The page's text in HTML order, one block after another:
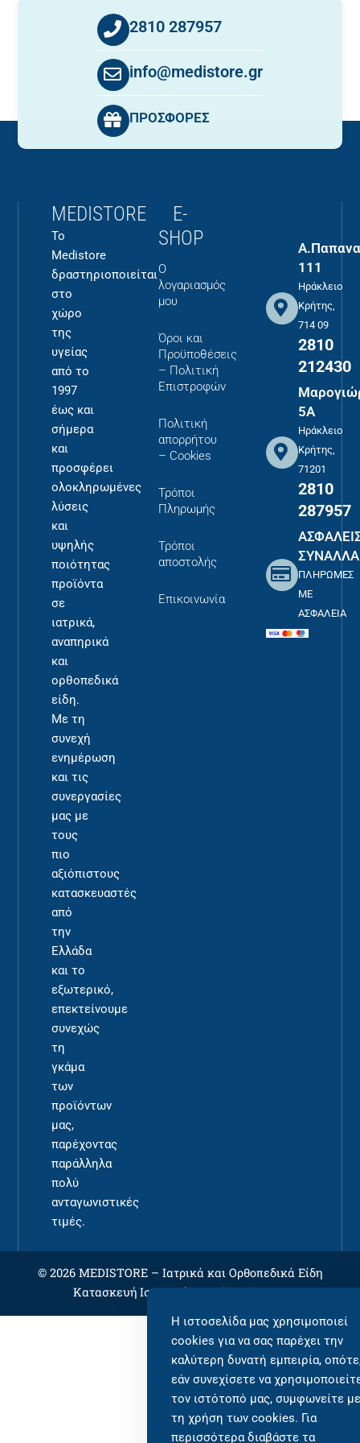
2810 287957
info@medistore.gr
ΠΡΟΣΦΟΡΕΣ
MEDISTORE
Το
Medistore
δραστηριοποιείται
στο
χώρο
της
υγείας
από το
1997
έως και
σήμερα
και
προσφέρει
ολοκληρωμένες
λύσεις
και
υψηλής
ποιότητας
προϊόντα
σε
ιατρικά,
αναπηρικά
και
ορθοπεδικά
είδη.
Με τη
συνεχή
ενημέρωση
και τις
συνεργασίες
μας με
τους
πιο
αξιόπιστους
κατασκευαστές
από
την
Ελλάδα
και το
εξωτερικό,
επεκτείνουμε
συνεχώς
τη
γκάμα
των
προϊόντων
μας,
παρέχοντας
παράλληλα
πολύ
ανταγωνιστικές
τιμές.
E-
SHOP
Ο
λογαριασμός
μου
Όροι και
Προϋποθέσεις
– Πολιτική
Επιστροφών
Πολιτική
απορρήτου
– Cookies
Τρόποι
Πληρωμής
Τρόποι
αποστολής
Επικοινωνία
111
Ηράκλειο
Κρήτης,
714 09
2810
212430
5Α
Ηράκλειο
Κρήτης,
71201
2810
287957
ΠΛΗΡΩΜΕΣ
ΜΕ
ΑΣΦΑΛΕΙΑ
© 2026 MEDISTORE – Ιατρικά και Ορθοπεδικά Είδη
Κατασκευή ΙστοσελίδωνAll Web Keys
Η ιστοσελίδα μας χρησιμοποιεί
cookies για να σας παρέχει την
καλύτερη δυνατή εμπειρία,
εάν συνεχίσετε να
τον ιστότοπό μας, συμφωνείτε με
τη χρήση των cookies. Για
περισσότερα διαβάστε τα